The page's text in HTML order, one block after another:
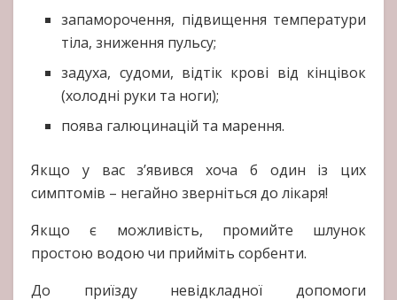
запаморочення, підвищення температури
тіла, зниження пульсу;
задуха, судоми, відтік крові від кінцівок
(холодні руки та ноги);
поява галюцинацій та марення.
Якщо у вас з’явився хоча б один із цих
симптомів – негайно зверніться до лікаря!
Якщо є можливість, промийте шлунок
простою водою чи прийміть сорбенти.
До приїзду невідкладної допомоги